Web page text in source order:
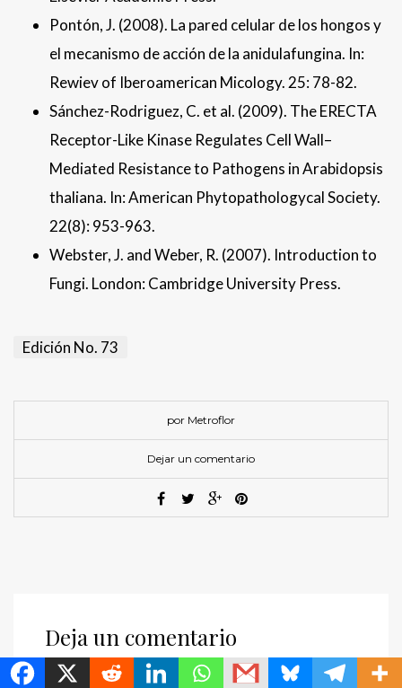
Pontón, J. (2008). La pared celular de los hongos y
el mecanismo de acción de la anidulafungina. In:
Rewiev of Iberoamerican Micology. 25: 78-82.
Sánchez-Rodriguez, C. et al. (2009). The ERECTA
Receptor-Like Kinase Regulates Cell Wall–
Mediated Resistance to Pathogens in Arabidopsis
thaliana. In: American Phytopathologycal Society.
22(8): 953-963.
Webster, J. and Weber, R. (2007). Introduction to
Fungi. London: Cambridge University Press.
Edición No. 73
por Metroflor
Dejar un comentario
Deja un comentario
Tu dirección de correo electrónico no será
MetroChat